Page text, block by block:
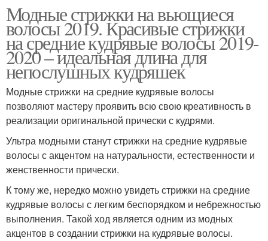
Модные стрижки на вьющиеся
волосы 2019. Красивые стрижки
на средние кудрявые волосы 2019-
2020 – идеальная длина для
непослушных кудряшек
Модные стрижки на средние кудрявые волосы
позволяют мастеру проявить всю свою креативность в
реализации оригинальной прически с кудрями.
Ультра модными станут стрижки на средние кудрявые
волосы с акцентом на натуральности, естественности и
женственности прически.
К тому же, нередко можно увидеть стрижки на средние
кудрявые волосы с легким беспорядком и небрежностью
выполнения. Такой ход является одним из модных
акцентов в создании стрижки на кудрявые волосы.